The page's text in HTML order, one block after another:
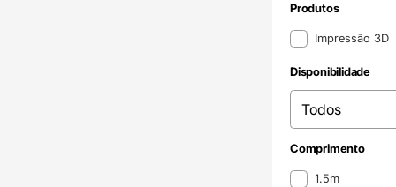
Produtos
ProdutosImpressão 3D
Disponibilidade
Disponibilidade
Disponibilidade
Comprimento
Comprimento
1.5m